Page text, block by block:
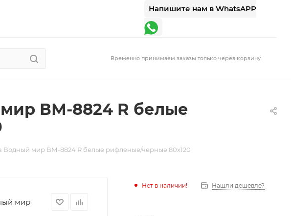
Напишите нам в WhatsAPP
Временно принимаем заказы только через корзину
ВМ-8824 R белые
Водный мир ВМ-8824 R белые рифленые/черные 80x120
мир
Нет в наличии! Нашли дешевле?